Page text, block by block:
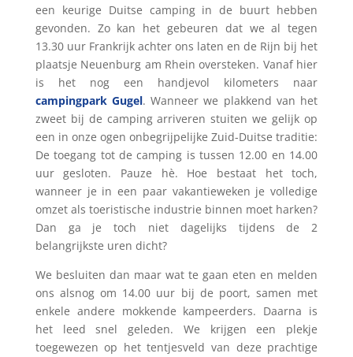
een keurige Duitse camping in de buurt hebben
gevonden. Zo kan het gebeuren dat we al tegen
13.30 uur Frankrijk achter ons laten en de Rijn bij het
plaatsje Neuenburg am Rhein oversteken. Vanaf hier
is het nog een handjevol kilometers naar
campingpark Gugel. Wanneer we plakkend van het
zweet bij de camping arriveren stuiten we gelijk op
een in onze ogen onbegrijpelijke Zuid-Duitse traditie:
De toegang tot de camping is tussen 12.00 en 14.00
uur gesloten. Pauze hè. Hoe bestaat het toch,
wanneer je in een paar vakantieweken je volledige
omzet als toeristische industrie binnen moet harken?
Dan ga je toch niet dagelijks tijdens de 2
belangrijkste uren dicht?
We besluiten dan maar wat te gaan eten en melden
ons alsnog om 14.00 uur bij de poort, samen met
enkele andere mokkende kampeerders. Daarna is
het leed snel geleden. We krijgen een plekje
toegewezen op het tentjesveld van deze prachtige